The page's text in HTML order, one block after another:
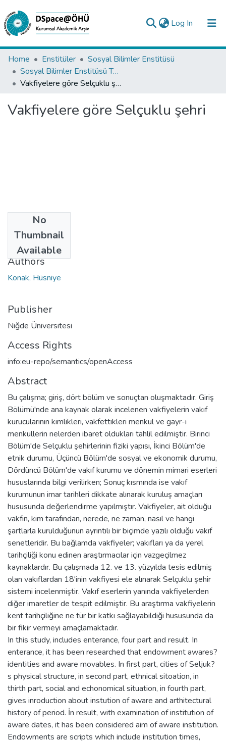
Log In (current)
Collections
All of DSpace
Analyze
Home Enstitüler
Sosyal Bilimler Enstitüsü
Sosyal Bilimler Enstitüsü Tez Koleksiyonu
Vakfiyelere göre Selçuklu şehri
Vakfiyelere göre Selçuklu şehri
No
Thumbnail
Available
2010
Authors
Konak, Hüsniye
Publisher
Niğde Üniversitesi
Access Rights
info:eu-repo/semantics/openAccess
Abstract
Bu çalışma; giriş, dört bölüm ve sonuçtan oluşmaktadır. Giriş
Bölümü'nde ana kaynak olarak incelenen vakfiyelerin vakıf
kurucularının kimlikleri, vakfettikleri menkul ve gayr-ı
menkullerin nelerden ibaret oldukları tahlil edilmiştir. Birinci
Bölüm'de Selçuklu şehirlerinin fiziki yapısı, İkinci Bölüm'de
etnik durumu, Üçüncü Bölüm'de sosyal ve ekonomik durumu,
Dördüncü Bölüm'de vakıf kurumu ve dönemin mimari eserleri
hususlarında bilgi verilirken; Sonuç kısmında ise vakıf
kurumunun imar tarihleri dikkate alınarak kuruluş amaçları
hususunda değerlendirme yapılmıştır. Vakfiyeler, ait olduğu
vakfın, kim tarafından, nerede, ne zaman, nasıl ve hangi
şartlarla kurulduğunun ayrıntılı bir biçimde yazılı olduğu vakıf
senetleridir. Bu bağlamda vakfiyeler; vakıfları ya da yerel
tarihçiliği konu edinen araştırmacılar için vazgeçilmez
kaynaklardır. Bu çalışmada 12. ve 13. yüzyılda tesis edilmiş
olan vakıflardan 18'inin vakfiyesi ele alınarak Selçuklu şehir
sistemi incelenmiştir. Vakıf eserlerin yanında vakfiyelerden
diğer imaretler de tespit edilmiştir. Bu araştırma vakfiyelerin
kent tarihçiliğine ne tür bir katkı sağlayabildiği hususunda da
bir fikir vermeyi amaçlamaktadır.
In this study, includes enterance, four part and result. In
enterance, it has been researched that endowment awares?
identities and aware movables. In first part, cities of Seljuk?
s physical structure, in second part, ethnical sitoation, in
thirth part, social and echonomical situation, in fourth part,
gives inroduction about instution of aware and arthitectural
history of period. İn result, with examination of institution of
aware dates, it has been considered aim of aware institution.
Endowments are scripts which include institution times,